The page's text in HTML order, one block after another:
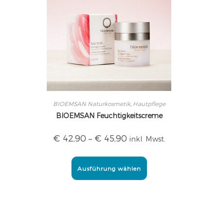
BIOEMSAN Naturkosmetik, Hautpflege
BIOEMSAN Feuchtigkeitscreme
€ 42,90 – € 45,90 inkl. Mwst.
Ausführung wählen